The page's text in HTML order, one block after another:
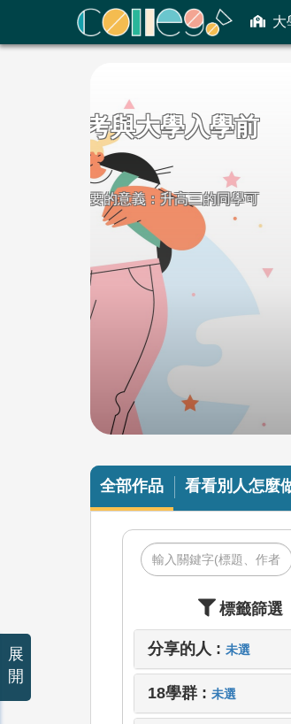
大
ColleGo! 大學選才與高中育才輔助系
關於一想到學
一想到學測就焦慮，總
知道要讀什麼、無 ...
立即收看
全部作品 看看別人怎麼
標籤篩選
分享的人 : 未選
18學群 : 未選
展
開